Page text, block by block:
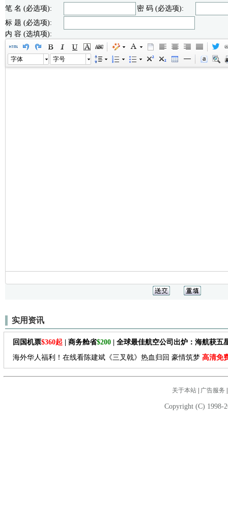
笔 名 (必选项):
密 码 (必选项):
标 题 (必选项):
内 容 (选填项):
字体 字号
实用资讯
回国机票$360起 | 商务舱省$200 | 全球最佳航空公司出炉：海航获五
海外华人福利！在线看陈建斌《三叉戟》热血归回 豪情筑梦 高清免
关于本站| 广告服务
Copyright (C) 1998-